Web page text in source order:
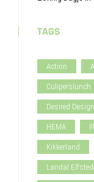
TAGS
Action
Culiperslunch
Desired Design
HEMA
Kikkerland
Landal